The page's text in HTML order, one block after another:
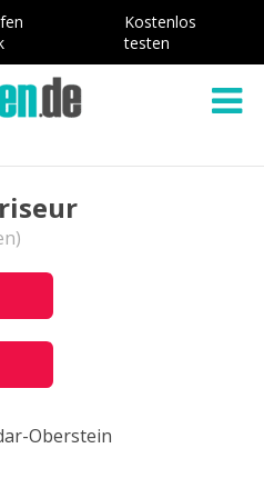
Kostenlos
testen
Oberstein